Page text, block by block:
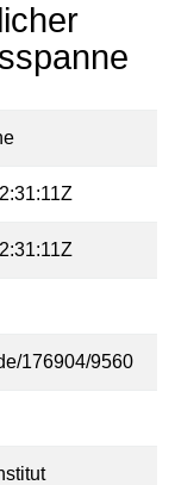
176904/9560